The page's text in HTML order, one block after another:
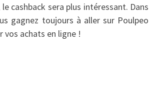
cashback sera plus intéressant. Dans
gagnez toujours à aller sur Poulpeo
vos achats en ligne !